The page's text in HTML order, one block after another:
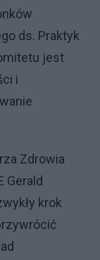
ds. Praktyk
jest
i
Zdrowia
Gerald
krok